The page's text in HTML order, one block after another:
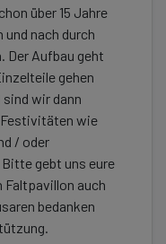
über 15 Jahre
und nach durch
Der Aufbau geht
gehen
wir dann
wie
/ oder
gebt uns eure
Faltpavillon auch
bedanken